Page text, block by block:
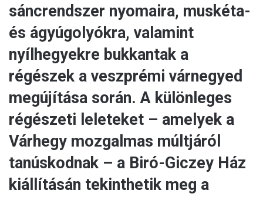
sáncrendszer nyomaira, muskéta-
és ágyúgolyókra, valamint
nyílhegyekre bukkantak a
régészek a veszprémi várnegyed
megújítása során. A különleges
régészeti leleteket – amelyek a
Várhegy mozgalmas múltjáról
tanúskodnak – a Biró-Giczey Ház
kiállításán tekinthetik meg a